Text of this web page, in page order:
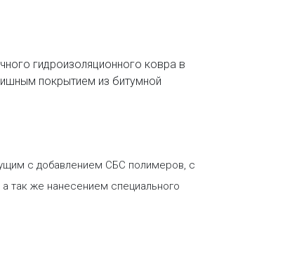
гидроизоляционного ковра в
покрытием из битумной
с добавлением СБС полимеров, с
так же нанесением специального